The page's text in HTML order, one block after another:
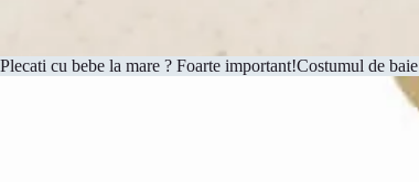
Plecati cu bebe la mare ? Foarte important!Costumul de